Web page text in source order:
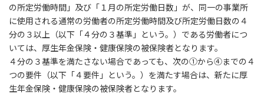
の所定労働時間」及び「１月の所定労働日数」が、同一の事業所
に使用される通常の労働者の所定労働時間及び所定労働日数の４
分の３以上（以下「４分の３基準」という。）である労働者につ
いては、厚生年金保険・健康保険の被保険者となります。
４分の３基準を満たさない場合であっても、次の①から④までの４
つの要件（以下「４要件」という。）を満たす場合は、新たに厚
生年金保険・健康保険の被保険者となります。